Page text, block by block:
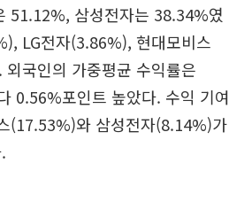
51.12%, 삼성전자는 38.34%였
LG전자(3.86%), 현대모비스
국인의 가중평균 수익률은
0.56%포인트 높았다. 수익 기여
(17.53%)와 삼성전자(8.14%)가